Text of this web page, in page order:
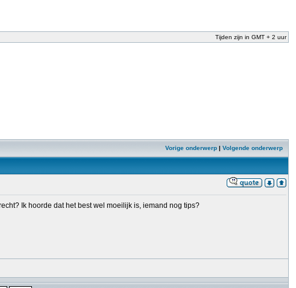
Tijden zijn in GMT + 2 uur
Vorige onderwerp | Volgende onderwerp
Ik hoorde dat het best wel moeilijk is, iemand nog tips?